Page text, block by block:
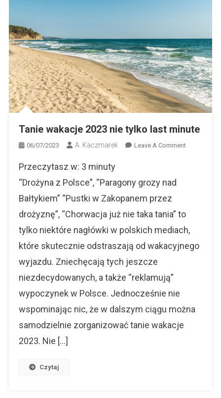
Tanie wakacje 2023 nie tylko last minute
06/07/2023 A. Kaczmarek Leave A CommentOn
Last
Przeczytasz w: 3 minuty
“Drożyna z Polsce”, “Paragony grozy nad
Bałtykiem” “Pustki w Zakopanem przez
drożyznę”, “Chorwacja już nie taka tania” to
tylko niektóre nagłówki w polskich mediach,
które skutecznie odstraszają od wakacyjnego
wyjazdu. Zniechęcają tych jeszcze
niezdecydowanych, a także “reklamują”
wypoczynek w Polsce. Jednocześnie nie
wspominając nic, że w dalszym ciągu można
samodzielnie zorganizować tanie wakacje
2023. Nie […]
Czytaj